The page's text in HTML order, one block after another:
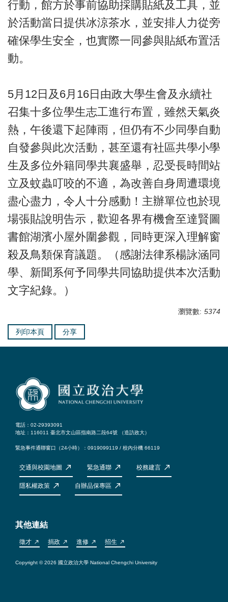
行動，館方於事前協助採購貼紙及工具，並
於活動當日提供冰涼茶水，並安排人力從旁
確保學生安全，也實際一同參與貼紙布置活
動。
5月12日及6月16日由政大學生會及永續社
召集十多位學生志工進行布置，雖然天氣炎
熱，午後還下起陣雨，但仍有不少同學自動
自發參與此次活動，甚至還有社區共學小學
生及多位外籍同學共襄盛舉，忍受長時間站
立及蚊蟲叮咬的不適，為改善自身周遭環境
盡心盡力，令人十分感動！主辦單位也於現
場張貼說明告示，歡迎各界有機會至達賢圖
書館湖濱小屋外圍參觀，同時更深入理解窗
殺及鳥類保育議題。（感謝法律系楊詠涵同
學、新聞系何予同學共同協助提供本次活動
文字紀錄。）
瀏覽數: 5374
列印本頁 分享
電話：02-29393091
地址：116011 臺北市文山區指南路二段64號 （造訪政大）
緊急事件通聯窗口（24小時）：0919099119 / 校內分機 66119
交通與校園地圖 緊急通聯 校務建言
隱私權政策 自辦品保專區
其他連結
徵才 捐政 進修 招生
Copyright © 2026 國立政治大學 National Chengchi University